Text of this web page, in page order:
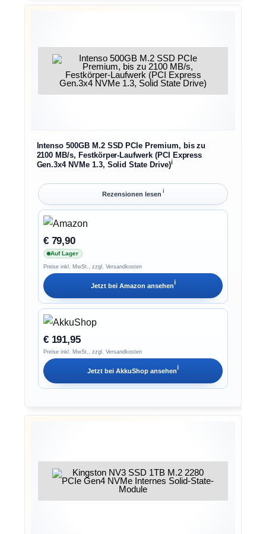
Intenso 500GB M.2 SSD PCIe Premium, bis zu
2100 MB/s, Festkörper-Laufwerk (PCI Express
Gen.3x4 NVMe 1.3, Solid State Drive)ℹ︎
Rezensionen lesen ℹ︎
€ 79,90
Auf Lager
Preise inkl. MwSt., zzgl. Versandkosten
Jetzt bei Amazon ansehenℹ︎
€ 191,95
Preise inkl. MwSt., zzgl. Versandkosten
Jetzt bei AkkuShop ansehenℹ︎